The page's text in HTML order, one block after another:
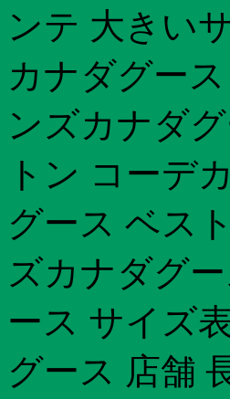
ンテ 大きい
カナダグー
ンズカナダ
トン コーデ
グース ベス
ズカナダグ
ース サイズ
グース 店舗